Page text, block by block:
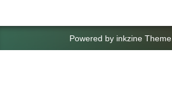
Powered by inkzine Theme